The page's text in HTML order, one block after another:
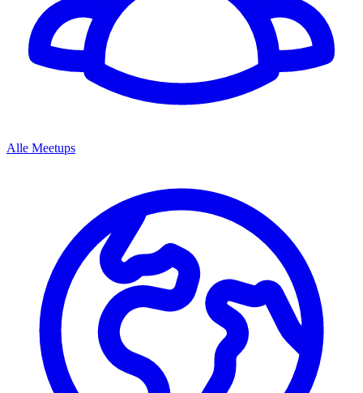
Alle Meetups